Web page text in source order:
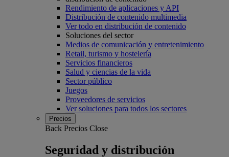
Rendimiento de aplicaciones y API
Distribución de contenido multimedia
Ver todo en distribución de contenido
Soluciones del sector
Medios de comunicación y entretenimiento
Retail, turismo y hostelería
Servicios financieros
Salud y ciencias de la vida
Sector público
Juegos
Proveedores de servicios
Ver soluciones para todos los sectores
Precios
Back Precios Close
Seguridad y distribución